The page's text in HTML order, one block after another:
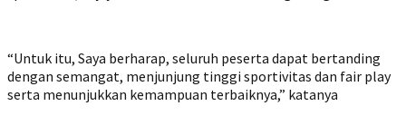
“Untuk itu, Saya berharap, seluruh peserta dapat bertanding
dengan semangat, menjunjung tinggi sportivitas dan fair play
serta menunjukkan kemampuan terbaiknya,” katanya